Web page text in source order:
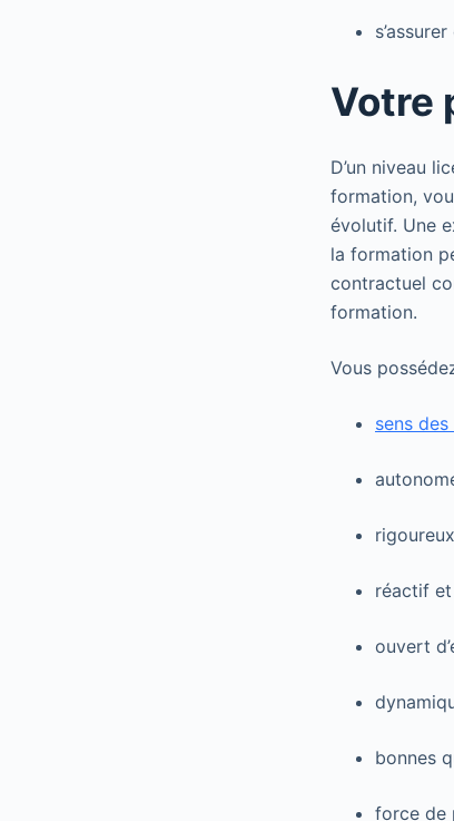
Votre
D’un niveau
formation,
évolutif. Une
la formation
contractuel
formation.
Vous
sens
réactif
ouvert
bonnes
force de